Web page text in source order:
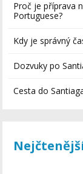
Proč je příprava
Portuguese?
Kdy je správný
Dozvuky po
Cesta do